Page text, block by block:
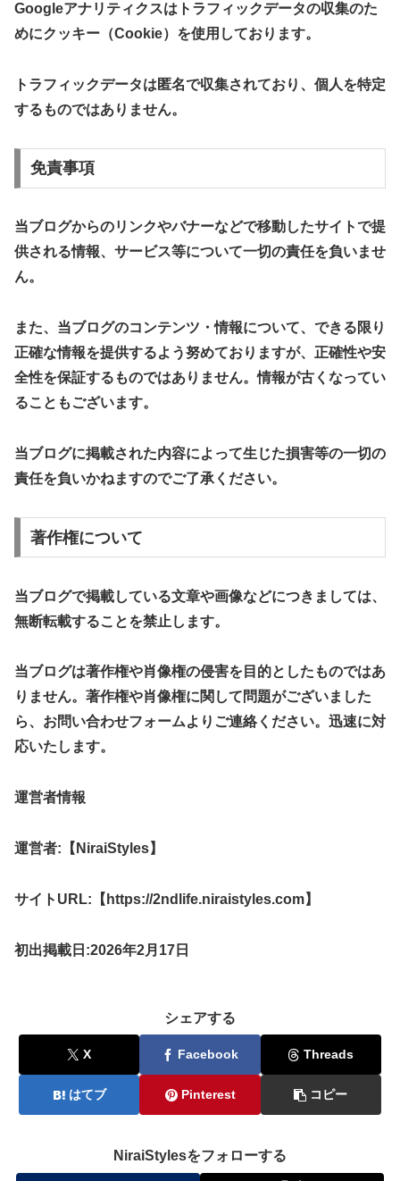
Googleアナリティクスはトラフィックデータの収集のた
めにクッキー（Cookie）を使用しております。
トラフィックデータは匿名で収集されており、個人を特定
するものではありません。
​免責事項
​当ブログからのリンクやバナーなどで移動したサイトで提
供される情報、サービス等について一切の責任を負いませ
ん。
また、当ブログのコンテンツ・情報について、できる限り
正確な情報を提供するよう努めておりますが、正確性や安
全性を保証するものではありません。情報が古くなってい
ることもございます。
当ブログに掲載された内容によって生じた損害等の一切の
責任を負いかねますのでご了承ください。
​著作権について
​当ブログで掲載している文章や画像などにつきましては、
無断転載することを禁止します。
当ブログは著作権や肖像権の侵害を目的としたものではあ
りません。著作権や肖像権に関して問題がございました
ら、お問い合わせフォームよりご連絡ください。迅速に対
応いたします。
運営者情報
運営者:【NiraiStyles】
サイトURL:【https://2ndlife.niraistyles.com】
初出掲載日:2026年2月17日
シェアする
X Facebook Threads
はてブ Pinterest コピー
NiraiStylesをフォローする